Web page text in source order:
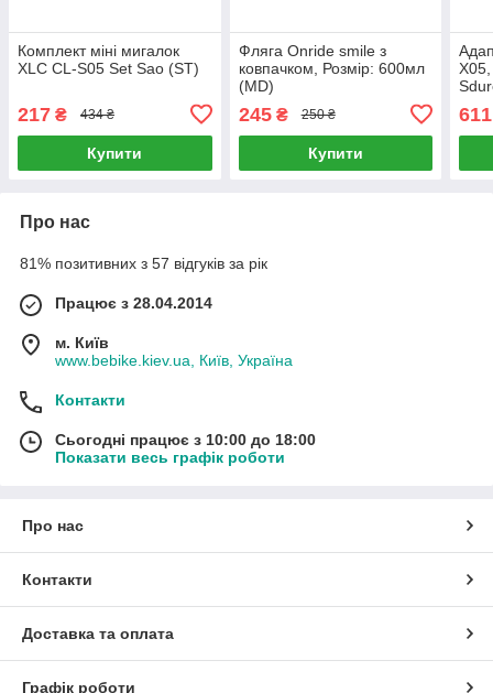
Комплект міні мигалок
XLC CL-S05 Set Sao (ST)
217 ₴ 434 ₴
Купити
Фляга Onride smile з
ковпачком, Розмір: 600мл
(MD)
245₴ 250 ₴
Купити
611
Про нас
81% позитивних з 57 відгуків за рік
Працює з 28.04.2014
м. Київ
www.bebike.kiev.ua, Київ, Україна
Контакти
Сьогодні працює з 10:00 до 18:00
Показати весь графік роботи
Про нас
Контакти
Доставка та оплата
Графік роботи